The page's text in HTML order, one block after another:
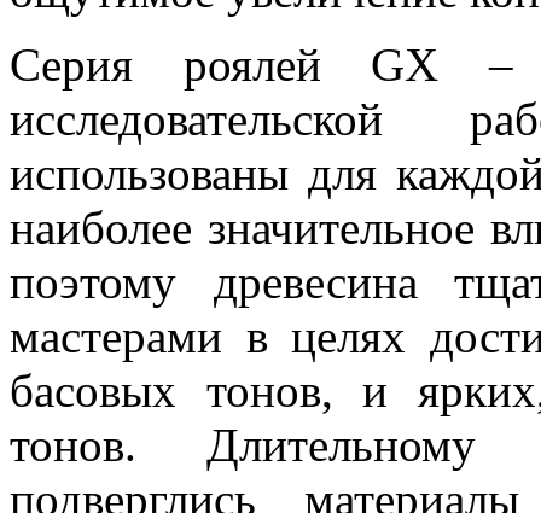
Серия роялей GX –
исследовательской
использованы для
наиболее значительное
поэтому древесина
мастерами в целях
басовых тонов, и
тонов.
подверглись